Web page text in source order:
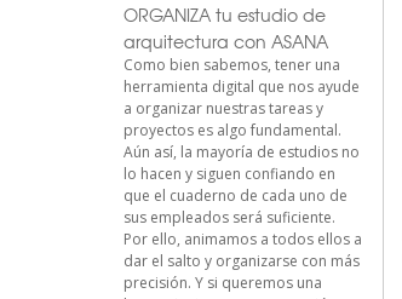
ORGANIZA tu estudio de
arquitectura con ASANA
Como bien sabemos, tener una
herramienta digital que nos ayude
a organizar nuestras tareas y
proyectos es algo fundamental.
Aún así, la mayoría de estudios no
lo hacen y siguen confiando en
que el cuaderno de cada uno de
sus empleados será suficiente.
Por ello, animamos a todos ellos a
dar el salto y organizarse con más
precisión. Y si queremos una